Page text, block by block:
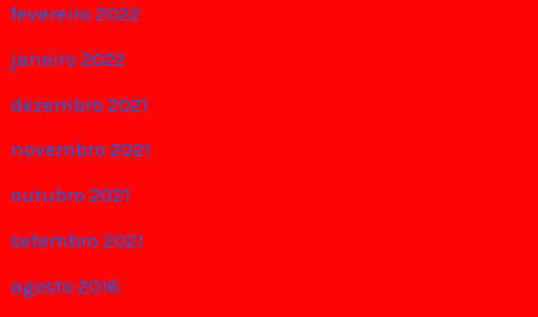
fevereiro 2022
janeiro 2022
dezembro 2021
novembro 2021
outubro 2021
setembro 2021
agosto 2016